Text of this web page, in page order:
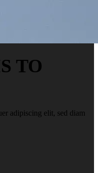
TO
adipiscing elit, sed diam